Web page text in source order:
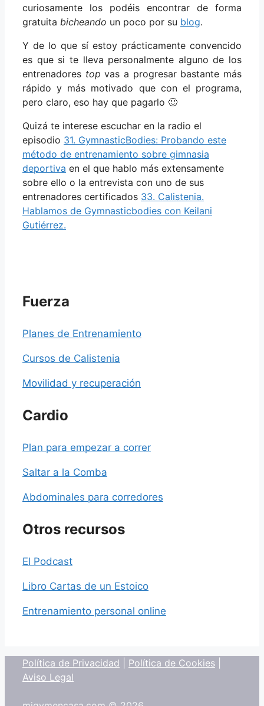
curiosamente los podéis encontrar de forma
gratuita bicheando un poco por su blog.
Y de lo que sí estoy prácticamente convencido
es que si te lleva personalmente alguno de los
entrenadores top vas a progresar bastante más
rápido y más motivado que con el programa,
pero claro, eso hay que pagarlo 🙂
Quizá te interese escuchar en la radio el
episodio 31. GymnasticBodies: Probando este
método de entrenamiento sobre gimnasia
deportiva en el que hablo más extensamente
sobre ello o la entrevista con uno de sus
entrenadores certificados 33. Calistenia.
Hablamos de Gymnasticbodies con Keilani
Gutiérrez.
Fuerza
Planes de Entrenamiento
Cursos de Calistenia
Movilidad y recuperación
Cardio
Plan para empezar a correr
Saltar a la Comba
Abdominales para corredores
Otros recursos
El Podcast
Libro Cartas de un Estoico
Entrenamiento personal online
Política de Privacidad Política de Cookies
Aviso Legal